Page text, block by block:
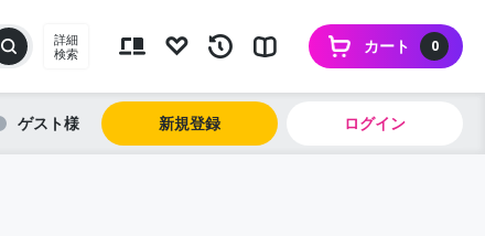
詳細
検索
0
カート
ゲスト 新規登録 ログイン